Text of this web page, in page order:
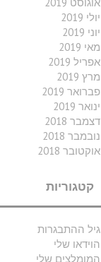
יולי 2019
יוני 2019
מאי 2019
אפריל 2019
מרץ 2019
פברואר 2019
ינואר 2019
דצמבר 2018
נובמבר 2018
אוקטובר 2018
קטגוריות
גיל ההתבגרות
הוידאו שלי
המומלצים שלי